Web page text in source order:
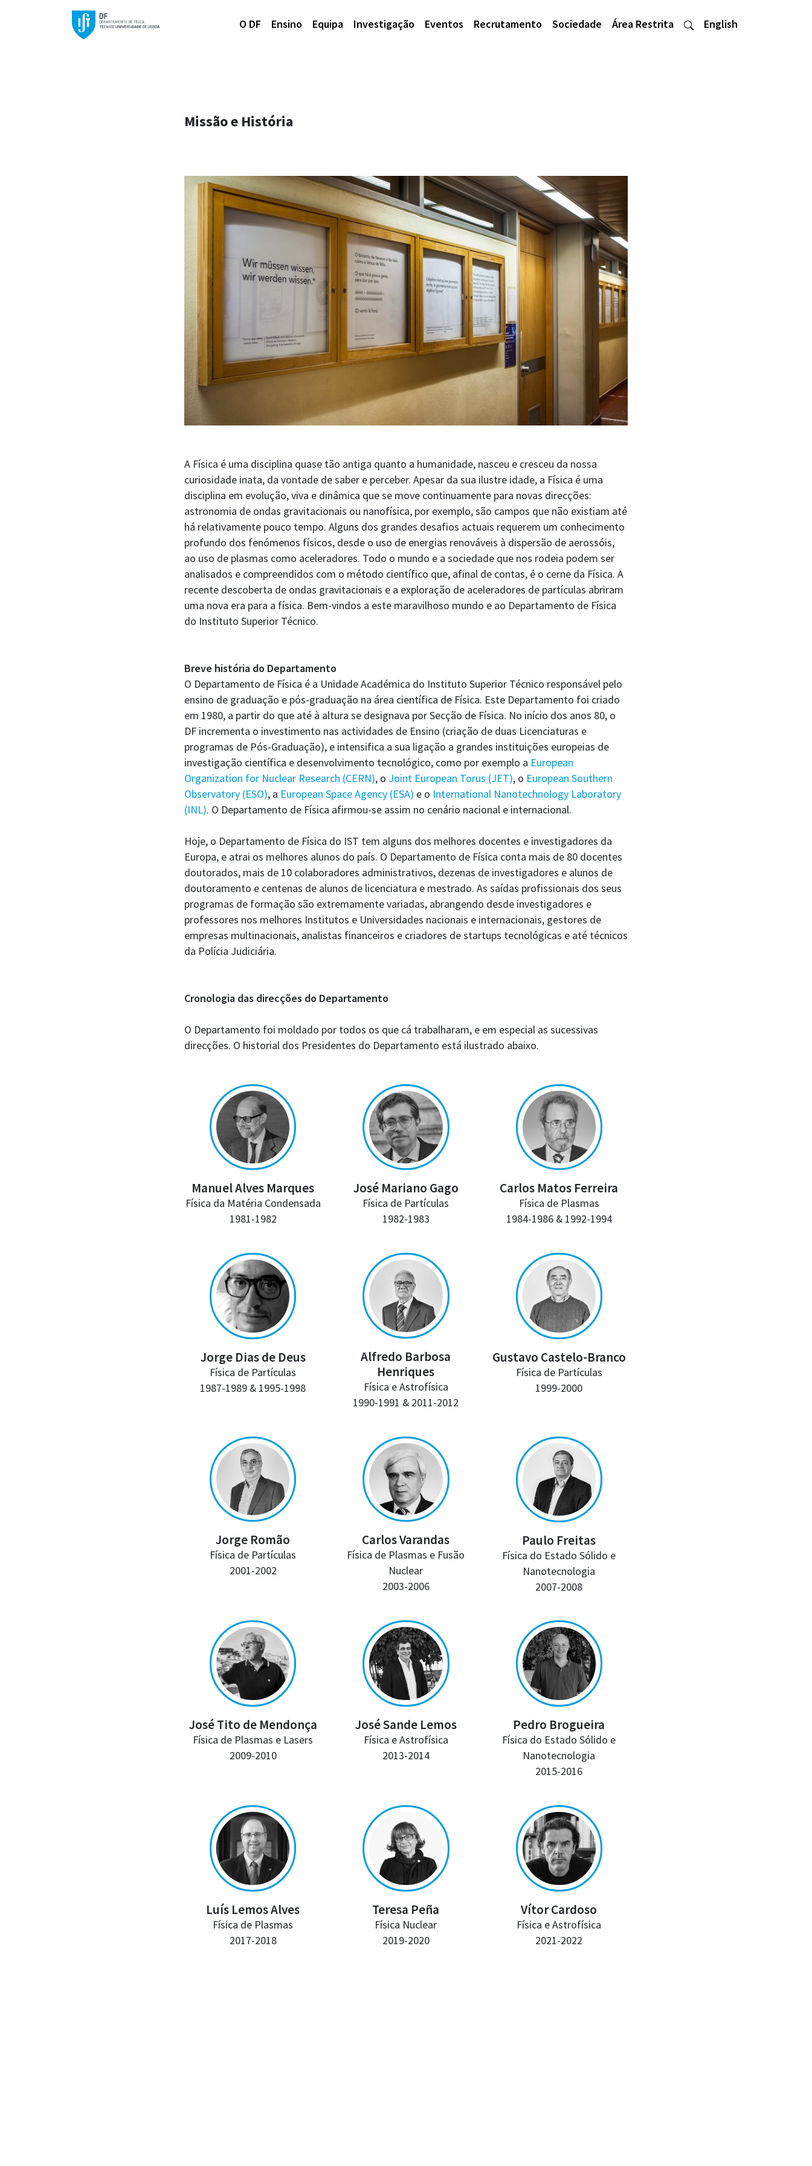
O DF Ensino Equipa Investigação Eventos Recrutamento Sociedade Área Restrita English
Missão e História
A Física é uma disciplina quase tão antiga quanto a humanidade, nasceu e cresceu da nossa
curiosidade inata, da vontade de saber e perceber. Apesar da sua ilustre idade, a Física é uma
disciplina em evolução, viva e dinâmica que se move continuamente para novas direcções:
astronomia de ondas gravitacionais ou nanofísica, por exemplo, são campos que não existiam até
há relativamente pouco tempo. Alguns dos grandes desafios actuais requerem um conhecimento
profundo dos fenómenos físicos, desde o uso de energias renováveis à dispersão de aerossóis,
ao uso de plasmas como aceleradores. Todo o mundo e a sociedade que nos rodeia podem ser
analisados e compreendidos com o método científico que, afinal de contas, é o cerne da Física. A
recente descoberta de ondas gravitacionais e a exploração de aceleradores de partículas abriram
uma nova era para a física. Bem-vindos a este maravilhoso mundo e ao Departamento de Física
do Instituto Superior Técnico.
Breve história do Departamento
O Departamento de Física é a Unidade Académica do Instituto Superior Técnico responsável pelo
ensino de graduação e pós-graduação na área científica de Física. Este Departamento foi criado
em 1980, a partir do que até à altura se designava por Secção de Física. No início dos anos 80, o
DF incrementa o investimento nas actividades de Ensino (criação de duas Licenciaturas e
programas de Pós-Graduação), e intensifica a sua ligação a grandes instituições europeias de
investigação científica e desenvolvimento tecnológico, como por exemplo a European
Organization for Nuclear Research (CERN), o Joint European Torus (JET), o European Southern
Observatory (ESO), a European Space Agency (ESA) e o International Nanotechnology Laboratory
(INL). O Departamento de Física afirmou-se assim no cenário nacional e internacional.
Hoje, o Departamento de Física do IST tem alguns dos melhores docentes e investigadores da
Europa, e atrai os melhores alunos do país. O Departamento de Física conta mais de 80 docentes
doutorados, mais de 10 colaboradores administrativos, dezenas de investigadores e alunos de
doutoramento e centenas de alunos de licenciatura e mestrado. As saídas profissionais dos seus
programas de formação são extremamente variadas, abrangendo desde investigadores e
professores nos melhores Institutos e Universidades nacionais e internacionais, gestores de
empresas multinacionais, analistas financeiros e criadores de startups tecnológicas e até técnicos
da Polícia Judiciária.
Cronologia das direcções do Departamento
O Departamento foi moldado por todos os que cá trabalharam, e em especial as sucessivas
direcções. O historial dos Presidentes do Departamento está ilustrado abaixo.
Manuel Alves Marques
Física da Matéria Condensada
1981-1982
José Mariano Gago
Física de Partículas
1982-1983
Carlos Matos Ferreira
Física de Plasmas
1984-1986 & 1992-1994
Jorge Dias de Deus
Física de Partículas
1987-1989 & 1995-1998
Alfredo Barbosa
Henriques
Física e Astrofísica
1990-1991 & 2011-2012
Gustavo Castelo-Branco
Física de Partículas
1999-2000
Jorge Romão
Física de Partículas
2001-2002
Carlos Varandas
Física de Plasmas e Fusão
Nuclear
2003-2006
Paulo Freitas
Física do Estado Sólido e
Nanotecnologia
2007-2008
José Tito de Mendonça
Física de Plasmas e Lasers
2009-2010
José Sande Lemos
Física e Astrofísica
2013-2014
Pedro Brogueira
Física do Estado Sólido e
Nanotecnologia
2015-2016
Luís Lemos Alves
Física de Plasmas
2017-2018
Teresa Peña
Física Nuclear
2019-2020
Vítor Cardoso
Física e Astrofísica
2021-2022